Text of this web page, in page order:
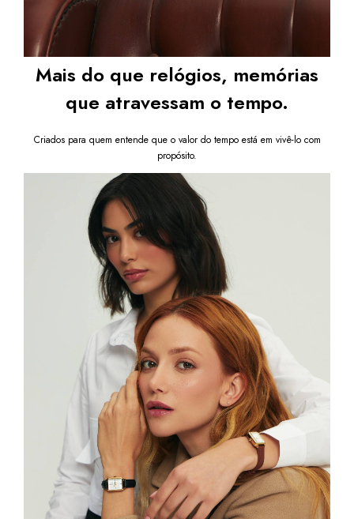
Mais do que relógios, memórias
que atravessam o tempo.
Criados para quem entende que o valor do tempo está em vivê-lo com
propósito.